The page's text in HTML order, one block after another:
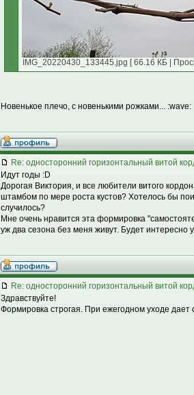
IMG_20220430_133445.jpg [ 66.16 КБ |
Новенькое плечо, с новенькими рожками... :wave:
Re: односторонний горизонтальный витой
Идут годы :D
Дорогая Виктория, и все любители витого
штамбом по мере роста кустов? Хотелось бы
случилось?
Мне очень нравится эта формировка
уж два сезона без меня живут. Будет интересно
Re: односторонний горизонтальный витой
Здравствуйте!
Формировка строгая. При ежегодном уходе дает